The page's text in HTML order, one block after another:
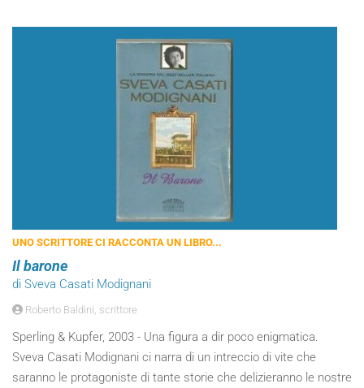
UNO SCRITTORE CI RACCONTA UN LIBRO...
Il barone
di Sveva Casati Modignani
Roberto Baldini, scrittore
Sperling & Kupfer, 2003 - Una figura a dir poco enigmatica.
Sveva Casati Modignani ci narra di un intreccio di vite che
saranno le protagoniste di tante storie che delizieranno le nostre